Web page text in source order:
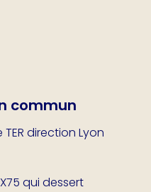
commun
direction Lyon
qui dessert